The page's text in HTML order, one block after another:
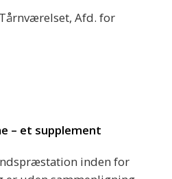
Afd. for
– et supplement
inden for